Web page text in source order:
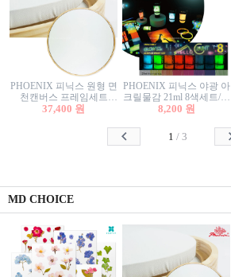
PHOENIX 피닉스 원형 면
천캔버스 프레임세트
40cm/원형캔버스/플로팅
37,400 원
PHOENIX 피닉스 야광 아
크릴물감 21ml 8색세트/야
광물감
8,200 원
1 / 3
MD CHOICE